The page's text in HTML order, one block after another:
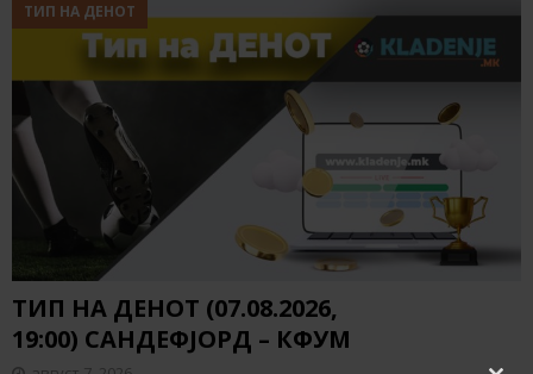
ТИП НА ДЕНОТ
ТИП НА ДЕНОТ (07.08.2026,
19:00) САНДЕФЈОРД – КФУМ